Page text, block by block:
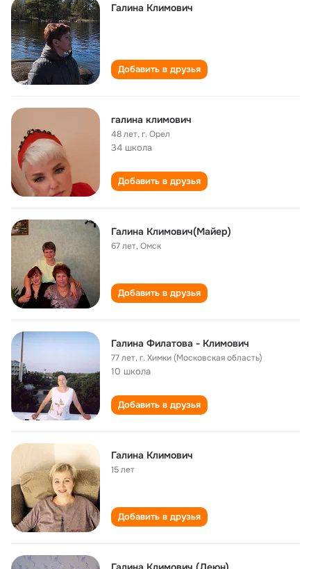
Галина Климович
Добавить в друзья
галина климович
48 лет,г. Орел
34 школа
Добавить в друзья
Галина Климович(Майер)
67 лет,Омск
Добавить в друзья
Галина Филатова - Климович
77 лет,г. Химки (Московская область)
10 школа
Добавить в друзья
Галина Климович
15 лет
Добавить в друзья